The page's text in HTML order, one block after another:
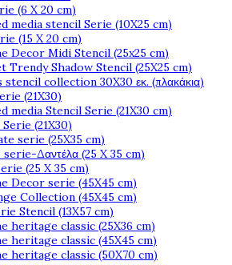
(6 X 20 cm)
media stencil Serie (10X25 cm)
(15 X 20 cm)
Decor Midi Stencil (25x25 cm)
Trendy Shadow Stencil (25X25 cm)
stencil collection 30X30 εκ. (πλακάκια)
(21X30)
media Stencil Serie (21X30 cm)
Serie (21X30)
serie (25X35 cm)
serie-Δαντέλα (25 X 35 cm)
(25 X 35 cm)
Decor serie (45X45 cm)
Collection (45X45 cm)
Stencil (13X57 cm)
heritage classic (25X36 cm)
heritage classic (45X45 cm)
heritage classic (50X70 cm)